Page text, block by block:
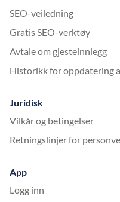
SEO-veiledning
Gratis SEO-verktøy
Avtale om gjesteinnlegg
Historikk for oppdatering
Juridisk
Vilkår og betingelser
Retningslinjer for
App
Logg inn